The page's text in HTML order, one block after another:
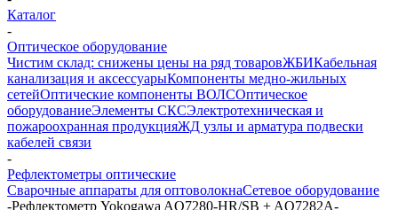
Каталог
-
Оптическое оборудование
Чистим склад: снижены цены на ряд товаровЖБИКабельная
канализация и аксессуарыКомпоненты медно-жильных
сетейОптические компоненты ВОЛСОптическое
оборудованиеЭлементы СКСЭлектротехническая и
пожароохранная продукцияЖД узлы и арматура подвески
кабелей связи
-
Рефлектометры оптические
Сварочные аппараты для оптоволокнаСетевое оборудование
-Рефлектометр Yokogawa AQ7280-HR/SB + AQ7282A-